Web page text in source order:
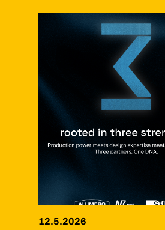
12.5.2026